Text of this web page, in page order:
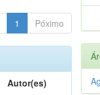
1 Póximo
Autor(es)